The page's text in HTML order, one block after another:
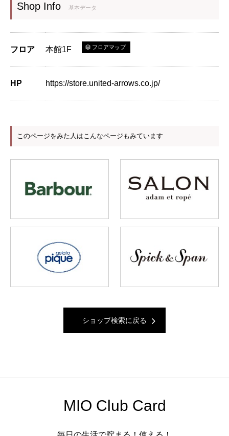
Shop Info 基本データ
フロア 本館1F フロアマップ
HP https://store.united-arrows.co.jp/
このページをみた人はこんなページもみています
ショップ検索に戻る
MIO Club Card